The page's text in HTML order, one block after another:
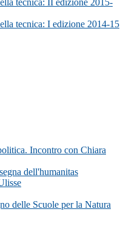
tecnica: II edizione 2015-
tecnica: I edizione 2014-15
Incontro con Chiara
dell'humanitas
delle Scuole per la Natura